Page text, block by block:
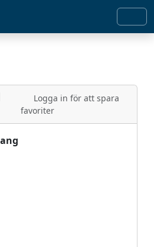
Logga in för att spara
favoriter